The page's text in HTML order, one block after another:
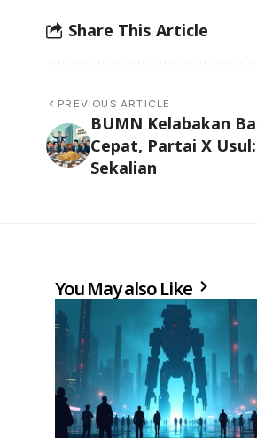
Share This Article
PREVIOUS ARTICLE
BUMN Kelabakan
Cepat, Partai X
Sekalian
You May also Like